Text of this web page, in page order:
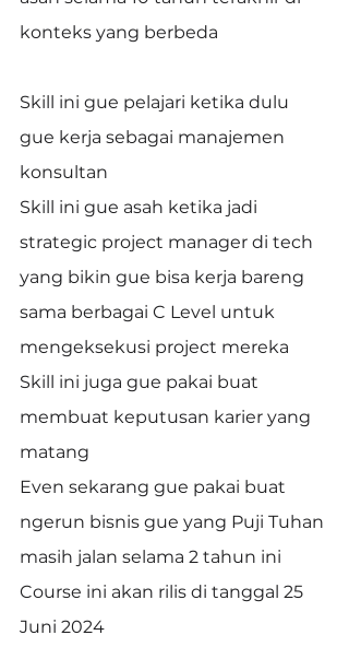
konteks yang berbeda
Skill ini gue pelajari ketika dulu
gue kerja sebagai manajemen
konsultan
Skill ini gue asah ketika jadi
strategic project manager di tech
yang bikin gue bisa kerja bareng
sama berbagai C Level untuk
mengeksekusi project mereka
Skill ini juga gue pakai buat
membuat keputusan karier yang
matang
Even sekarang gue pakai buat
ngerun bisnis gue yang Puji Tuhan
masih jalan selama 2 tahun ini
Course ini akan rilis di tanggal 25
Juni 2024